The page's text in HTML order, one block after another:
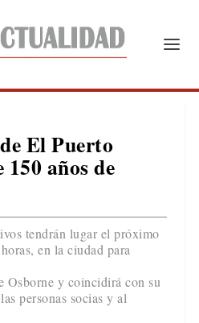
El Puerto
150 años de
tendrán lugar el próximo
en la ciudad para
Osborne y coincidirá con su
personas socias y al